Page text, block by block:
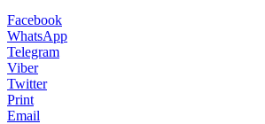
Facebook
WhatsApp
Telegram
Viber
Twitter
Print
Email